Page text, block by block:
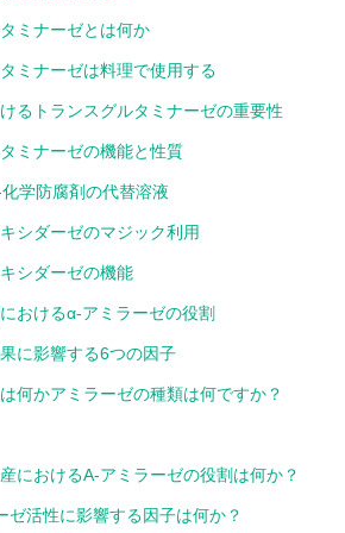
ミナーゼとは何か
ミナーゼは料理で使用する
るトランスグルタミナーゼの重要性
ミナーゼの機能と性質
化学防腐剤の代替溶液
シダーゼのマジック利用
シダーゼの機能
おけるα‐アミラーゼの役割
に影響する6つの因子
何かアミラーゼの種類は何ですか？
におけるA‐アミラーゼの役割は何か？
ゼ活性に影響する因子は何か？